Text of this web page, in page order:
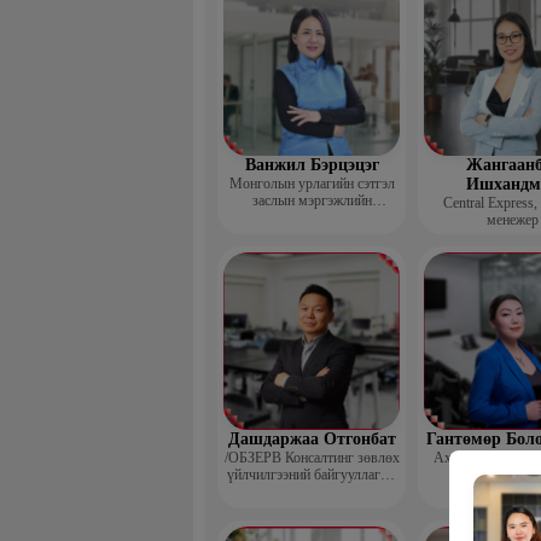
Ванжил Бэрцэцэг
Монголын урлагийн сэтгэл
заслын мэргэжлийн
Central Express,
менежер
Дашдаржаа Отгонбат
/ОБЗЕРВ Консалтинг зөвлөх
үйлчилгээний байгууллагын
Гантөмөр
Ахлах